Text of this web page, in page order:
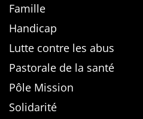
Famille
Handicap
Lutte contre les abus
Pastorale de la santé
Pôle Mission
Solidarité